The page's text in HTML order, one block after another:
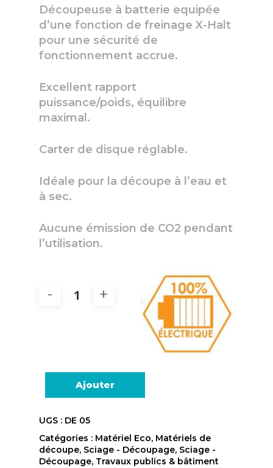
Découpeuse à batterie equipée
d’une fonction de freinage X-Halt
pour une sécurité de
fonctionnement accrue.
Excellent rapport
puissance/poids, équilibre
maximal.
Carter de disque réglable.
Idéale pour la découpe à l’eau et
à sec.
Aucune émission de CO2 pendant
l’utilisation.
Ajouter
UGS : DE 05
Catégories : Matériel Eco, Matériels de
découpe, Sciage - Découpage, Sciage -
Découpage, Travaux publics & bâtiment